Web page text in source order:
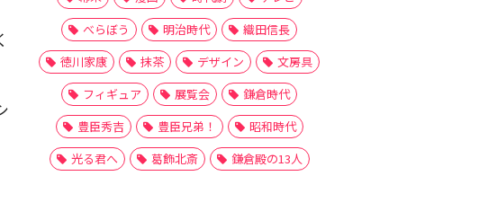
べらぼう
明治時代
織田信長
徳川家康
抹茶 デザイン
文房具
フィギュア
展覧会
鎌倉時代
豊臣秀吉
豊臣兄弟！
昭和時代
光る君へ
葛飾北斎 鎌倉殿の13人